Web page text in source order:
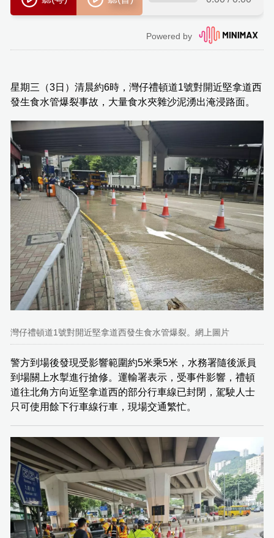
星期三（3日）清晨約6時，灣仔禮頓道1號對開近堅拿道西
發生食水管爆裂事故，大量食水夾雜沙泥湧出淹浸路面。
灣仔禮頓道1號對開近堅拿道西發生食水管爆裂。網上圖片
警方到場後發現受影響範圍約5米乘5米，水務署隨後派員
到場關上水掣進行搶修。運輸署表示，受事件影響，禮頓
道往北角方向近堅拿道西的部分行車線已封閉，駕駛人士
只可使用餘下行車線行車，現場交通繁忙。